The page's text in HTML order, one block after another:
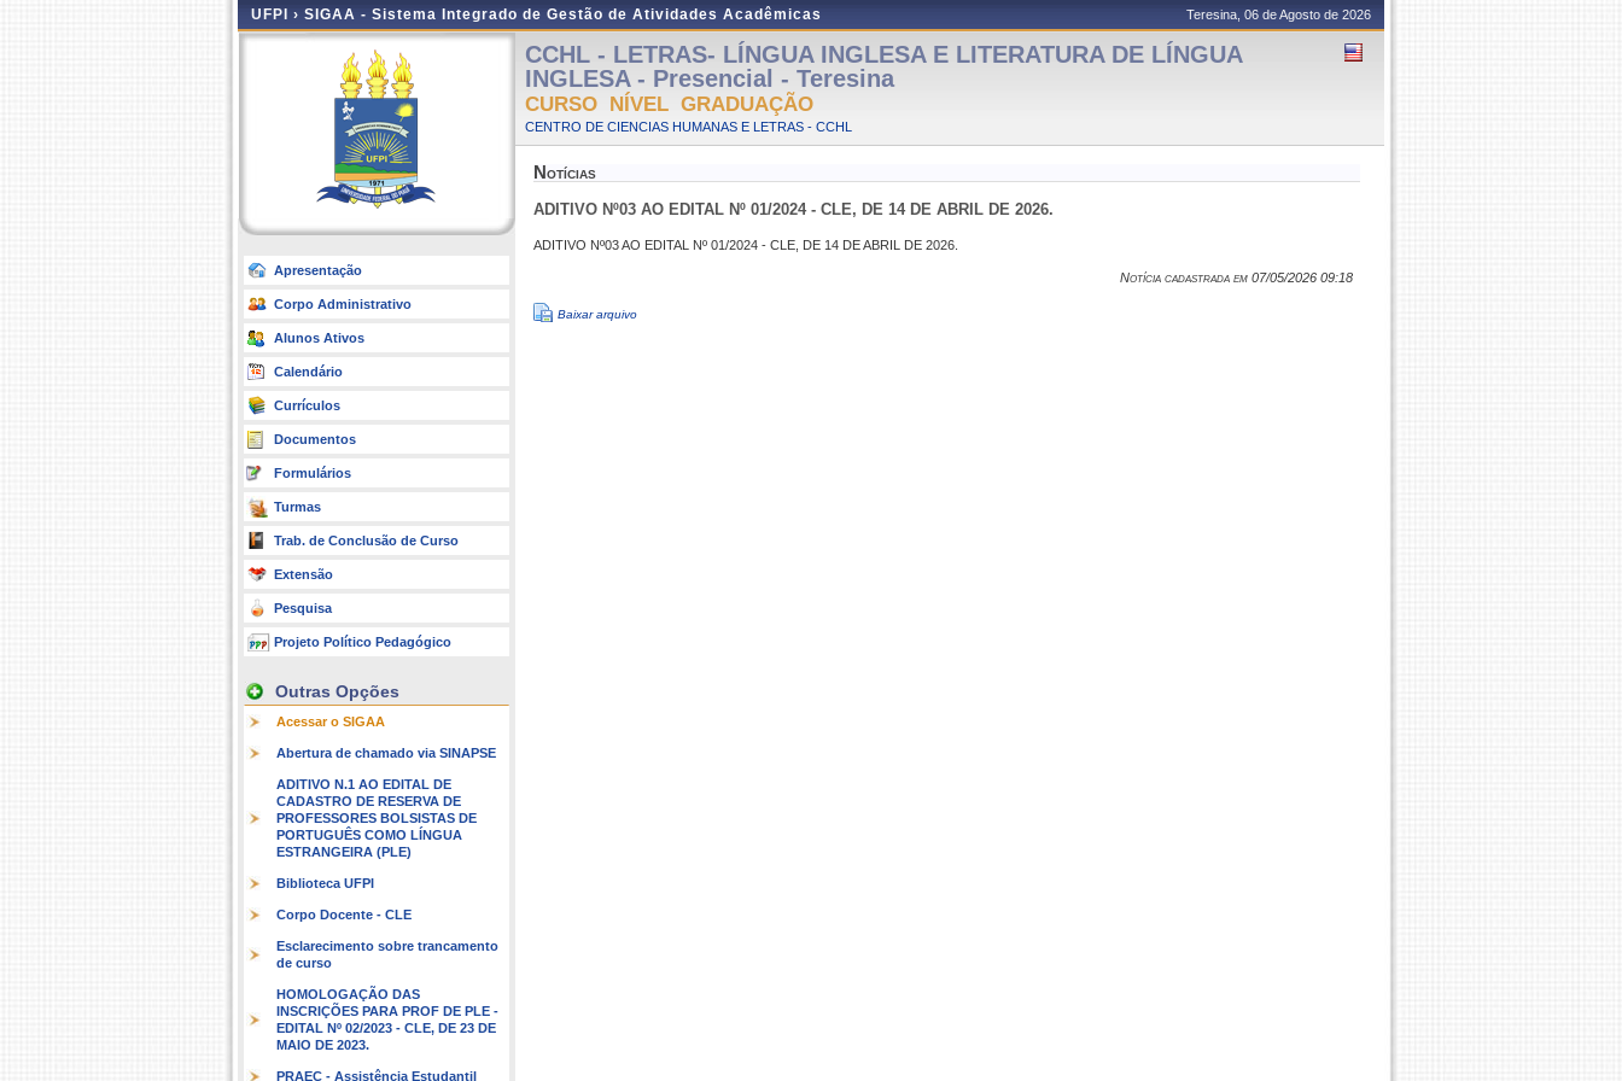
UFPI › SIGAA - Sistema Integrado de Gestão de Atividades Acadêmicas Teresina, 06 de Agosto de 2026
Apresentação
Corpo Administrativo
Alunos Ativos
Calendário
Currículos
Documentos
Formulários
Turmas
Trab. de Conclusão de Curso
Extensão
Pesquisa
Projeto Político Pedagógico
Outras Opções
Acessar o SIGAA
Abertura de chamado via SINAPSE
ADITIVO N.1 AO EDITAL DE
CADASTRO DE RESERVA DE
PROFESSORES BOLSISTAS DE
PORTUGUÊS COMO LÍNGUA
ESTRANGEIRA (PLE)
Biblioteca UFPI
Corpo Docente - CLE
Esclarecimento sobre trancamento
de curso
HOMOLOGAÇÃO DAS
INSCRIÇÕES PARA PROF DE PLE -
EDITAL Nº 02/2023 - CLE, DE 23 DE
MAIO DE 2023.
PRAEC - Assistência Estudantil
CCHL - LETRAS- LÍNGUA INGLESA E LITERATURA DE LÍNGUA
INGLESA - Presencial - Teresina
CURSO NÍVEL GRADUAÇÃO
CENTRO DE CIENCIAS HUMANAS E LETRAS - CCHL
Notícias
ADITIVO Nº03 AO EDITAL Nº 01/2024 - CLE, DE 14 DE ABRIL DE 2026.
ADITIVO Nº03 AO EDITAL Nº 01/2024 - CLE, DE 14 DE ABRIL DE 2026.
Notícia cadastrada em 07/05/2026 09:18
Baixar arquivo